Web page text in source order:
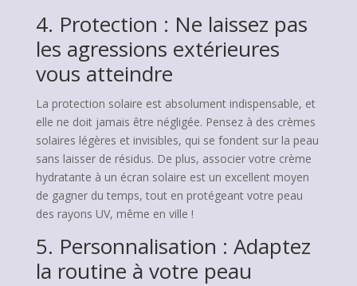
4. Protection : Ne laissez pas
les agressions extérieures
vous atteindre
La protection solaire est absolument indispensable, et
elle ne doit jamais être négligée. Pensez à des crèmes
solaires légères et invisibles, qui se fondent sur la peau
sans laisser de résidus. De plus, associer votre crème
hydratante à un écran solaire est un excellent moyen
de gagner du temps, tout en protégeant votre peau
des rayons UV, même en ville !
5. Personnalisation : Adaptez
la routine à votre peau